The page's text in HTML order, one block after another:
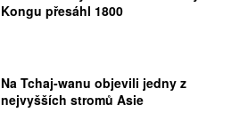
Kongu přesáhl 1800
Na Tchaj-wanu objevili jedny z
nejvyšších stromů Asie